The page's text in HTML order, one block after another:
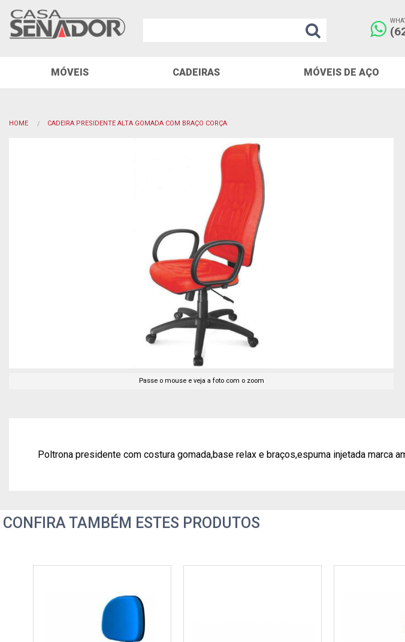
MÓVEIS CADEIRAS MÓVEIS DE AÇO
HOME CADEIRA PRESIDENTE ALTA GOMADA COM BRAÇO CORÇA
Passe o mouse e veja a foto com o zoom
Poltrona presidente com costura gomada,base relax e braços,espuma injetada marca
CONFIRA TAMBÉM ESTES PRODUTOS